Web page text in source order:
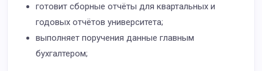
готовит сборные отчёты для квартальных и
годовых отчётов университета;
выполняет поручения данные главным
бухгалтером;